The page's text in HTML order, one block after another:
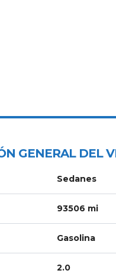
GENERAL DEL
Sedanes
93506 mi
Gasolina
2.0